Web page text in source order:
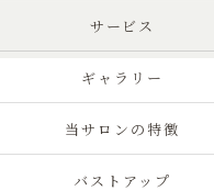
サービス
ギャラリー
当サロンの特徴
バストアップ